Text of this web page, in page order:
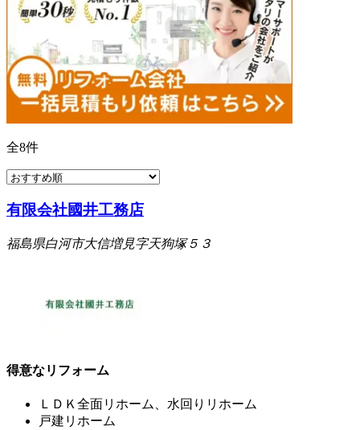
全8件
有限会社國井工務店
福島県白河市大信増見字天狗塚５３
得意なリフォーム
ＬＤＫ全面リホーム、水回りリホーム
戸建リホーム